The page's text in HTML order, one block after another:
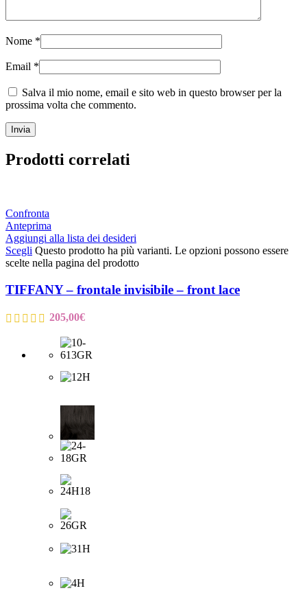
Nome *
Email *
Salva il mio nome, email e sito web in questo browser per la
prossima volta che commento.
Prodotti correlati
Confronta
Anteprima
Aggiungi alla lista dei desideri
Scegli Questo prodotto ha più varianti. Le opzioni possono essere
scelte nella pagina del prodotto
TIFFANY – frontale invisibile – front lace
205,00€